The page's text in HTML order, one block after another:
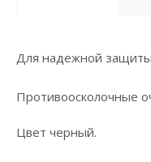
Для надежной защиты
Противоосколочные
Цвет черный.